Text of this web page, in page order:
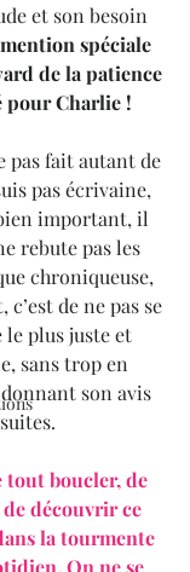
et son besoin
spéciale
de la patience
pour Charlie !
pas fait autant de
pas écrivaine,
important, il
rebute pas les
chroniqueuse,
de ne pas se
le plus juste et
sans trop en
son avis
tout boucler, de
découvrir ce
la tourmente
On ne se